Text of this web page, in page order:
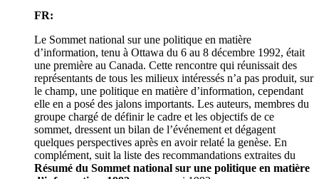
FR:
Le Sommet national sur une politique en matière
d’information, tenu à Ottawa du 6 au 8 décembre 1992, était
une première au Canada. Cette rencontre qui réunissait des
représentants de tous les milieux intéressés n’a pas produit, sur
le champ, une politique en matière d’information, cependant
elle en a posé des jalons importants. Les auteurs, membres du
groupe chargé de définir le cadre et les objectifs de ce
sommet, dressent un bilan de l’événement et dégagent
quelques perspectives après en avoir relaté la genèse. En
complément, suit la liste des recommandations extraites du
Résumé du Sommet national sur une politique en matière